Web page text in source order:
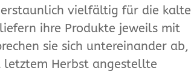
vielfältig für die kalte
ihre Produkte jeweils mit
sie sich untereinander ab,
letztem Herbst angestellte